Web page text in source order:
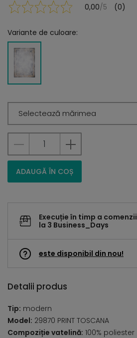
0,00/5 (0)
Variante de culoare:
Selectează mărimea
ADAUGĂ ÎN COȘ
Execuție în timp a comenzii
la 3 Business_Days
este disponibil din nou!
Detalii produs
Tip: modern
Model: 29870 PRINT TOSCANA
Compoziție vatelină: 100% poliester